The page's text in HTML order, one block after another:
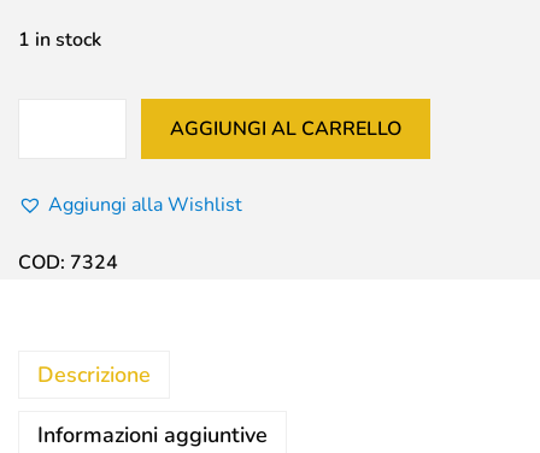
1 in stock
AGGIUNGI AL CARRELLO
Aggiungi alla Wishlist
COD: 7324
Descrizione
Informazioni aggiuntive